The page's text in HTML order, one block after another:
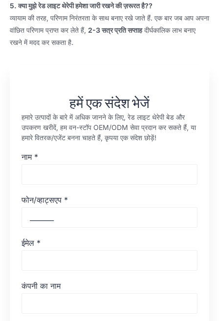
5. क्या मुझे रेड लाइट थेरेपी हमेशा जारी रखने की ज़रूरत है??
व्यायाम की तरह, परिणाम निरंतरता के साथ बनाए रखे जाते हैं. एक बार जब आप अपना
वांछित परिणाम प्राप्त कर लेते हैं, 2-3 सत्र प्रति सप्ताहदीर्घकालिक लाभ बनाए
रखने में मदद कर सकता है.
हमें एक संदेश भेजें
हमारे उत्पादों के बारे में अधिक जानने के लिए, रेड लाइट थेरेपी बेड और
उपकरण खरीदें, हम वन-स्टॉप OEM/ODM सेवा प्रदान कर सकते हैं, या
हमारे वितरक/एजेंट बनना चाहते हैं, कृपया एक संदेश छोड़ें!
नाम *
फोन/व्हाट्सएप *
ईमेल *
कंपनी का नाम